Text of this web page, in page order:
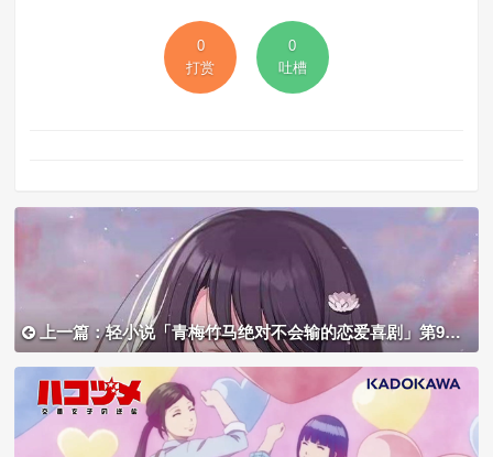
0
打赏
0
吐槽
上一篇：轻小说「青梅竹马绝对不会输的恋爱喜剧」第9卷封面图公开